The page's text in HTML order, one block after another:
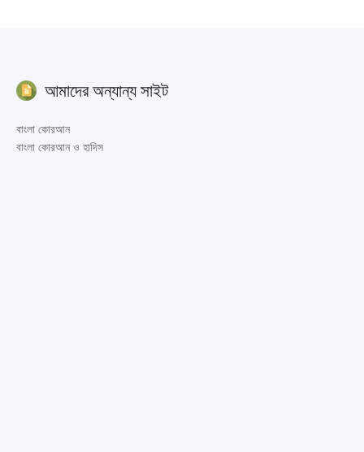
আমাদের অন্যান্য সাইট
বাংলা কোরআন
বাংলা কোরআন ও হাদিস